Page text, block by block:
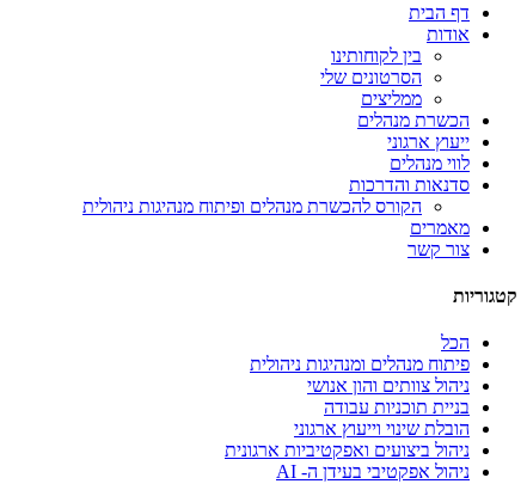
דף הבית
אודות
בין לקוחותינו
הסרטונים שלי
ממליצים
הכשרת מנהלים
ייעוץ ארגוני
לווי מנהלים
סדנאות והדרכות
הקורס להכשרת מנהלים ופיתוח מנהיגות ניהולית
מאמרים
צור קשר
קטגוריות
הכל
פיתוח מנהלים ומנהיגות ניהולית
ניהול צוותים והון אנושי
בניית תוכניות עבודה
הובלת שינוי וייעוץ ארגוני
ניהול ביצועים ואפקטיביות ארגונית
ניהול אפקטיבי בעידן ה- AI